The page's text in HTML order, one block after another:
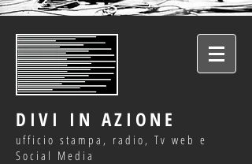
DIVI IN AZIONE
ufficio stampa, radio, Tv web e
Social Media